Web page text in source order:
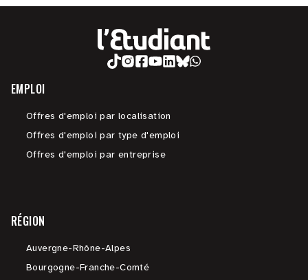
EMPLOI
Offres d'emploi par localisation
Offres d'emploi par type d'emploi
Offres d'emploi par entreprise
RÉGION
Auvergne-Rhône-Alpes
Bourgogne-Franche-Comté